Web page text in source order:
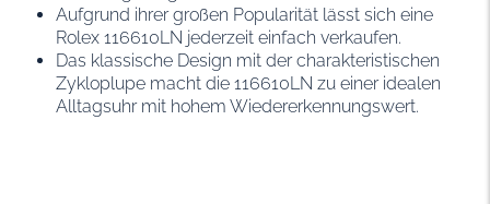
Aufgrund ihrer großen Popularität lässt sich eine
Rolex 116610LN jederzeit einfach verkaufen.
Das klassische Design mit der charakteristischen
Zykloplupe macht die 116610LN zu einer idealen
Alltagsuhr mit hohem Wiedererkennungswert.